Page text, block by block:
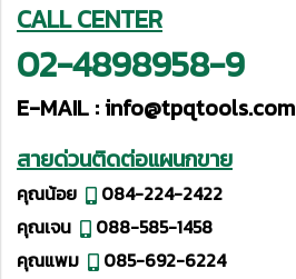
CALL CENTER
02-4898958-9
E-MAIL :info@tpqtools.com
สายด่วนติดต่อแผนกขาย
คุณน้อย
084-224-2422
คุณเจน
088-585-1458
คุณแพม
085-692-6224